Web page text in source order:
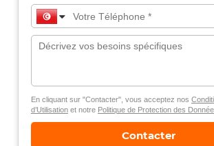
En cliquant sur "Contacter", vous acceptez nos
d’Utilisationet notre Politique de Protection des
Contacter